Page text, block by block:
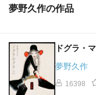
夢野久作の作品
ドグラ・
夢野久作
16398